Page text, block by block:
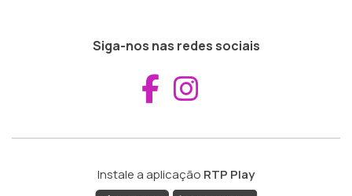
Siga-nos nas redes sociais
Aceder ao
Instale a aplicação RTP Play